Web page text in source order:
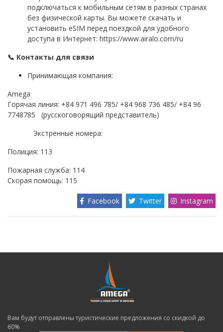
подключаться к мобильным сетям в разных странах
без физической карты. Вы можете скачать и
установить eSIM перед поездкой для удобного
доступа в Интернет: https://www.airalo.com/ru
📞 Контакты для связи
Принимающая компания:
Amega
Горячая линия: +84 971 496 785/ +84 968 736 485/ +84 96
7748785 (русскоговорящий представитель)
Экстренные номера:
Полиция: 113
Пожарная служба: 114
Скорая помощь: 115
Facebook Twitter Instagram
Вам будут отправлены туристические предложения со скидкой до
60%